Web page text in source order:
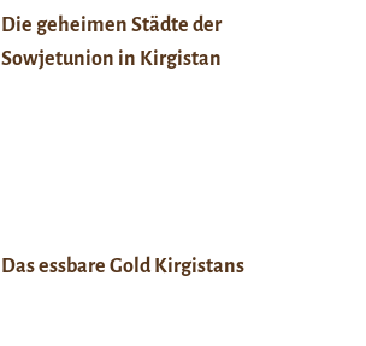
Die geheimen Städte der
Sowjetunion in Kirgistan
Das essbare Gold Kirgistans